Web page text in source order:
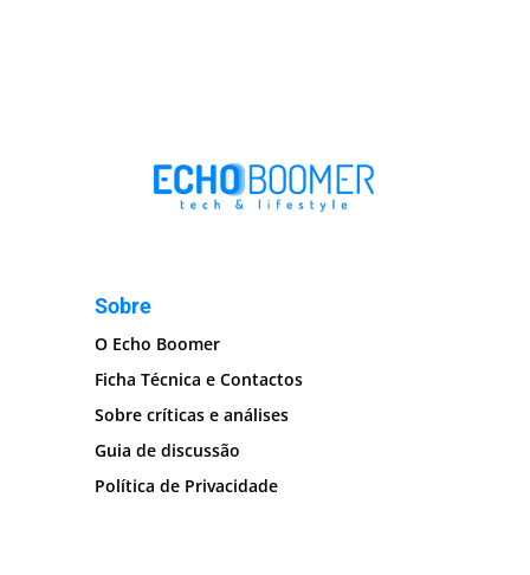
Sobre
O Echo Boomer
Ficha Técnica e Contactos
Sobre críticas e análises
Guia de discussão
Política de Privacidade